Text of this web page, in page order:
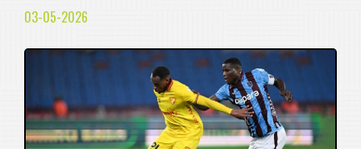
03-05-2026